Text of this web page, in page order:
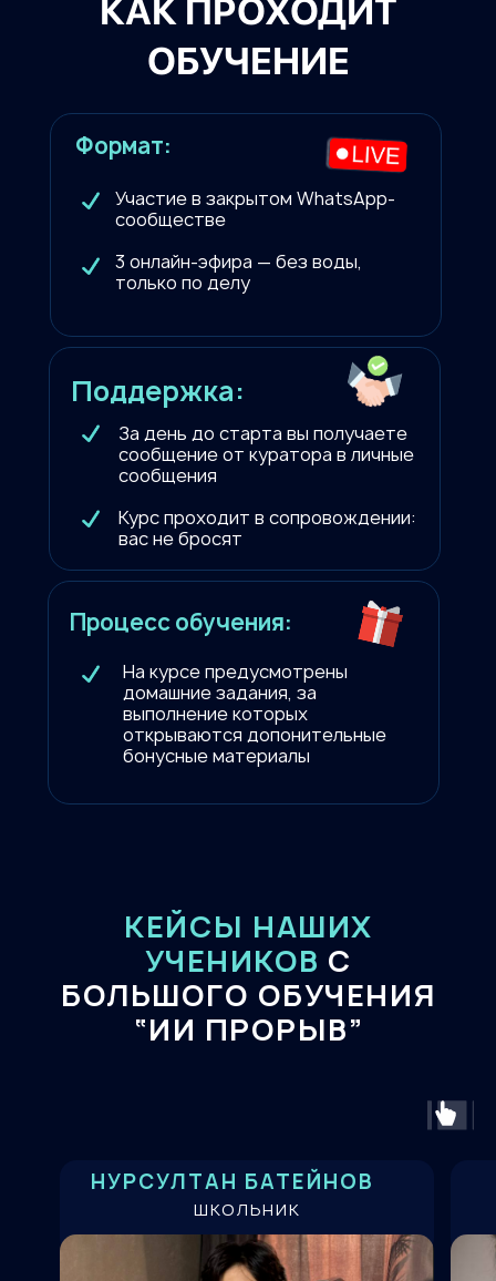
КАК ПРОХОДИТ
ОБУЧЕНИЕ
За день до старта вы получаете
сообщение от куратора в личные
сообщения
Курс проходит в сопровождении:
вас не бросят
Поддержка:
На курсе предусмотрены
домашние задания, за
выполнение которых
открываются допонительные
бонусные материалы
Процесс обучения:
Участие в закрытом WhatsApp-
сообществе
3 онлайн-эфира — без воды,
только по делу
Формат:
КЕЙСЫ НАШИХ
УЧЕНИКОВ С
БОЛЬШОГО ОБУЧЕНИЯ
“ИИ ПРОРЫВ”
ШКОЛЬНИК
НУРСУЛТАН БАТЕЙНОВ